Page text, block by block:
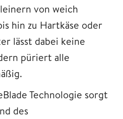
von weich
hin zu Hartkäse oder
lässt dabei keine
püriert alle
Technologie sorgt
des